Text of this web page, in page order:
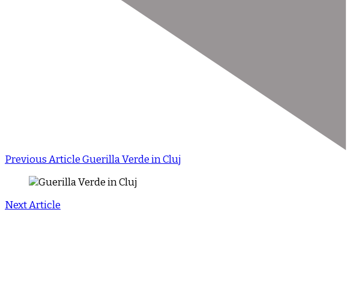
Previous ArticleGuerilla Verde in Cluj
Next Article